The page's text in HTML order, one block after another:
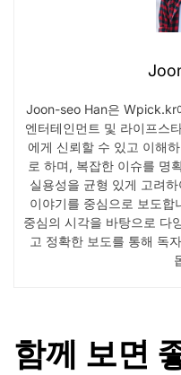
Joon-seo Han은 Wpick.kr
엔터테인먼트 및 라이프스
에게 신뢰할 수 있고 이해
로 하며, 복잡한 이슈를 명
실용성을 균형 있게 고려
이야기를 중심으로 보도
중심의 시각을 바탕으로 다
고 정확한 보도를 통해 독
함께 보면